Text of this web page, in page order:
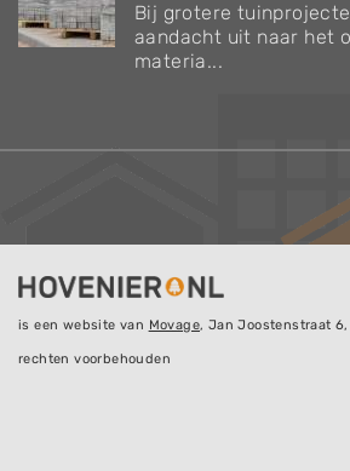
Bij grotere
aandacht uit naar het
materia...
is een website van Movage, Jan Joostenstraat 6,
rechten voorbehouden